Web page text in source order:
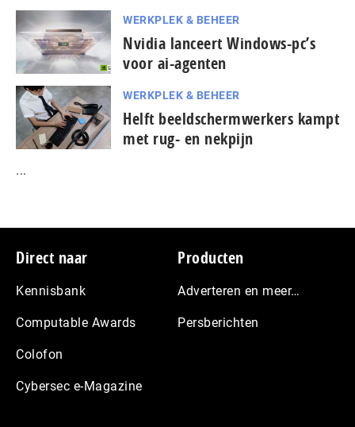
WERKPLEK & BEHEER
Nvidia lanceert Windows-pc’s
voor ai-agenten
WERKPLEK & BEHEER
Helft beeldschermwerkers kampt
met rug- en nekpijn
...
Footer
Direct naar
Kennisbank
Computable Awards
Colofon
Cybersec e-Magazine
Producten
Adverteren en meer…
Persberichten